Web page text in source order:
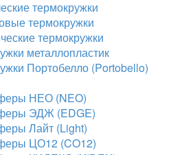
термокружки
термокружки
термокружки
металлопластик
Портобелло (Portobello)
НЕО (NEO)
ЭДЖ (EDGE)
Лайт (Light)
ЦО12 (CO12)